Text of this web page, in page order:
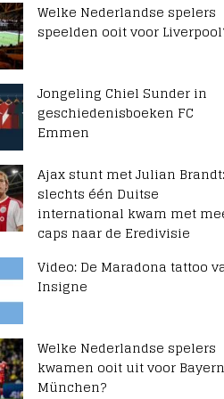
Welke Nederlandse spelers
speelden ooit voor
Jongeling Chiel Sunder in
geschiedenisboeken FC
Emmen
Ajax stunt met Julian Brandt:
slechts één Duitse
international kwam met
caps naar de Eredivisie
Video: De Maradona tattoo
Insigne
Welke Nederlandse spelers
kwamen ooit uit voor Bayern
München?